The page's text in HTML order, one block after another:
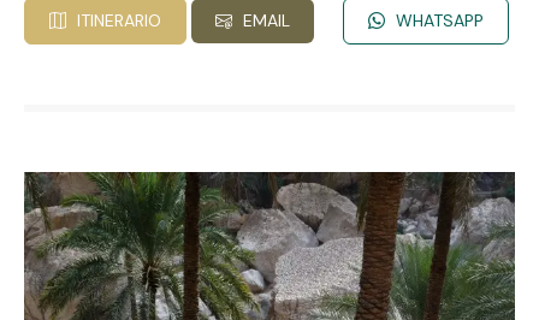
ITINERARIO EMAIL WHATSAPP